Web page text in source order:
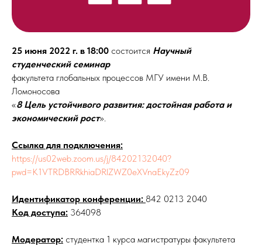
25 июня 2022 г. в 18:00 состоится Научный
студенческий семинар
факультета глобальных процессов МГУ имени М.В.
Ломоносова
«8 Цель устойчивого развития: достойная работа и
экономический рост».
Ссылка для подключения:
https://us02web.zoom.us/j/84202132040?
pwd=K1VTRDBRRkhiaDRlZWZ0eXVnaEkyZz09
Идентификатор конференции: 842 0213 2040
Код доступа: 364098
Модератор: студентка 1 курса магистратуры факультета